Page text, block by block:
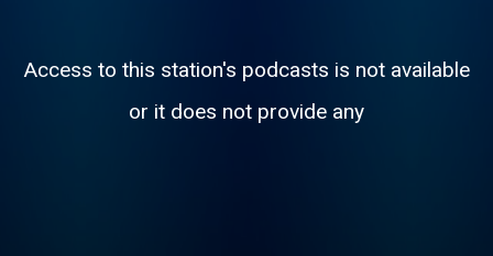
Access to this station's podcasts is not available
or it does not provide any